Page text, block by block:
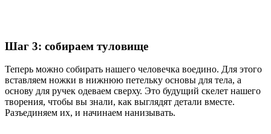
Шаг 3: собираем туловище
Теперь можно собирать нашего человечка воедино. Для этого
вставляем ножки в нижнюю петельку основы для тела, а
основу для ручек одеваем сверху. Это будущий скелет нашего
творения, чтобы вы знали, как выглядят детали вместе.
Разъединяем их, и начинаем нанизывать.